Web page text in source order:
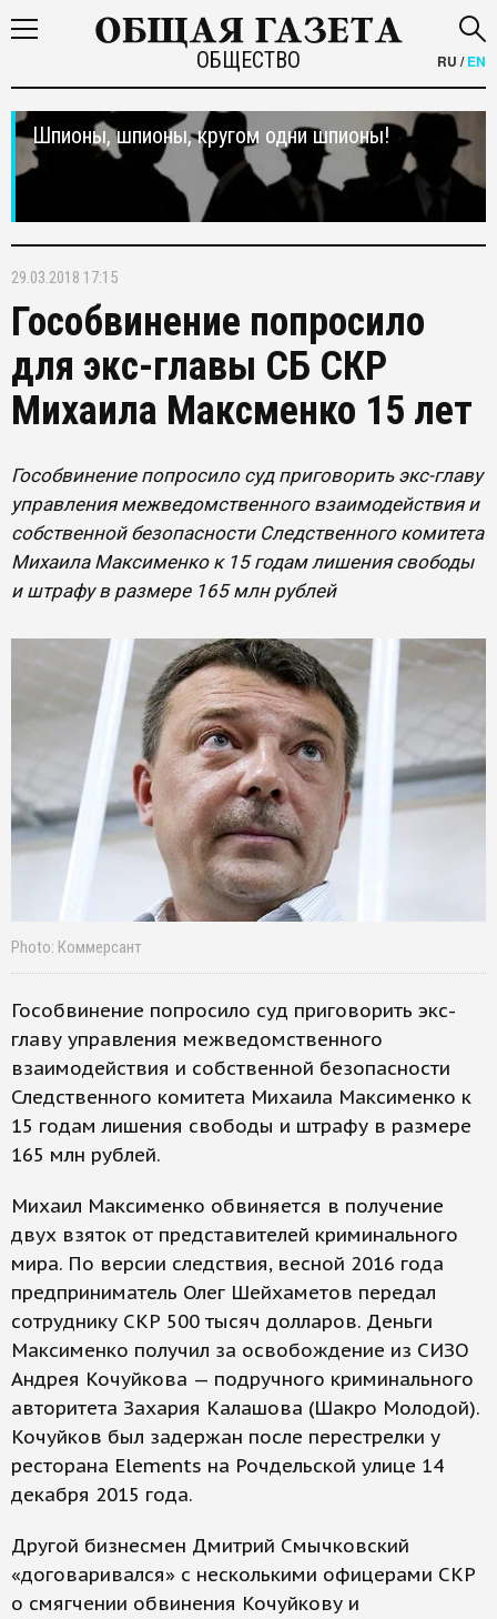
ОБЩЕСТВО RU /EN
Шпионы, шпионы, кругом одни шпионы!
29.03.2018 17:15
Гособвинение попросило
для экс-главы СБ СКР
Михаила Максменко 15 лет
Гособвинение попросило суд приговорить экс-главу
управления межведомственного взаимодействия и
собственной безопасности Следственного комитета
Михаила Максименко к 15 годам лишения свободы
и штрафу в размере 165 млн рублей
Photo: Коммерсант
Гособвинение попросило суд приговорить экс-
главу управления межведомственного
взаимодействия и собственной безопасности
Следственного комитета Михаила Максименко к
15 годам лишения свободы и штрафу в размере
165 млн рублей.
Михаил Максименко обвиняется в получение
двух взяток от представителей криминального
мира. По версии следствия, весной 2016 года
предприниматель Олег Шейхаметов передал
сотруднику СКР 500 тысяч долларов. Деньги
Максименко получил за освобождение из СИЗО
Андрея Кочуйкова — подручного криминального
авторитета Захария Калашова (Шакро Молодой).
Кочуйков был задержан после перестрелки у
ресторана Elements на Рочдельской улице 14
декабря 2015 года.
Другой бизнесмен Дмитрий Смычковский
«договаривался» с несколькими офицерами СКР
о смягчении обвинения Кочуйкову и